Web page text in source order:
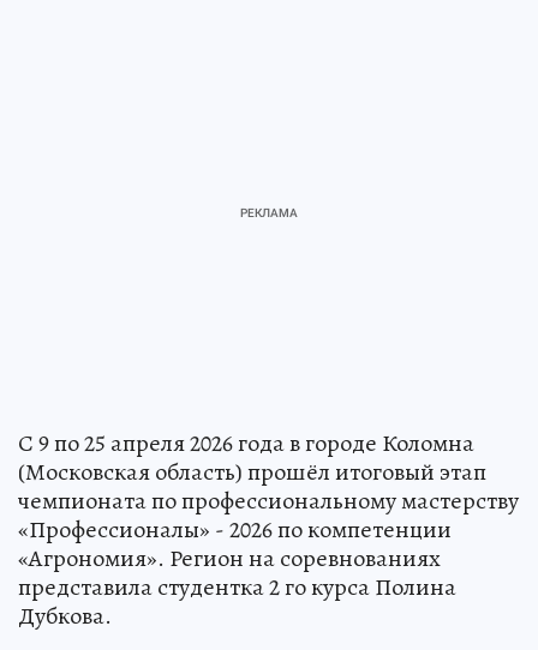
С 9 по 25 апреля 2026 года в городе Коломна
(Московская область) прошёл итоговый этап
чемпионата по профессиональному мастерству
«Профессионалы» - 2026 по компетенции
«Агрономия». Регион на соревнованиях
представила студентка 2 го курса Полина
Дубкова.